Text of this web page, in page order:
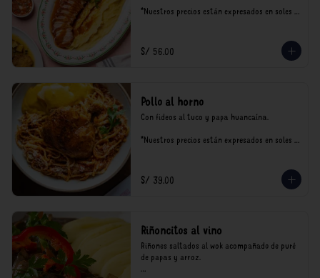
*Nuestros precios están expresados en soles e
S/ 56.00
Pollo al horno
Con fideos al tuco y papa huancaína.
*Nuestros precios están expresados en soles e
S/ 39.00
Riñoncitos al vino
Riñones saltados al wok acompañado de puré
de papas y arroz.